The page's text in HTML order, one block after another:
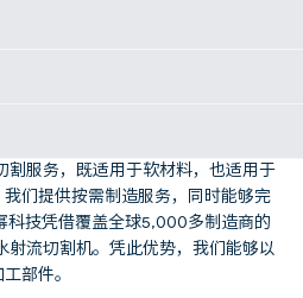
服务，既适用于软材料，也适用于
们提供按需制造服务，同时能够完
技凭借覆盖全球5,000多制造商的
流切割机。凭此优势，我们能够以
部件。